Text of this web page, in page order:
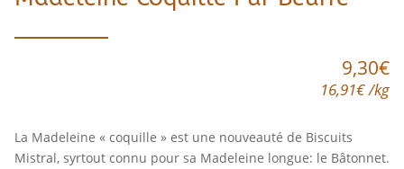
9,30€
16,91€ /kg
La Madeleine « coquille » est une nouveauté de Biscuits
Mistral, syrtout connu pour sa Madeleine longue: le Bâtonnet.